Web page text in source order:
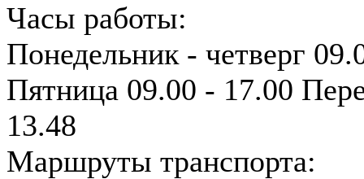
Часы работы:
Понедельник - четверг
Пятница 09.00 - 17.00
13.48
Маршруты транспорта: